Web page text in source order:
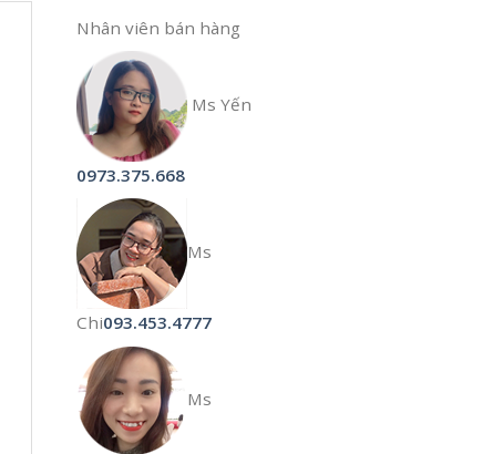
Nhân viên bán hàng
Ms Yến
0973.375.668
Ms
Chi093.453.4777
Ms